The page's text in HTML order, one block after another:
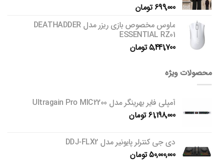
699,000 تومان
ماوس مخصوص بازی ریزر مدل DEATHADDER
ESSENTIAL RZ01
5,441,700 تومان
محصولات ویژه
آمپلی فایر بهرینگر مدل Ultragain Pro MIC2200
61,198,000 تومان
دی جی کنترلر پایونیر مدل DDJ-FLX2
50,000,000تومان